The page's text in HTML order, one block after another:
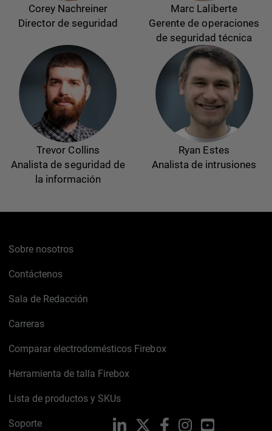
Corey Nachreiner
Director de seguridad
Marc Laliberte
Gerente de operaciones
de seguridad técnica
Trevor Collins
Analista de seguridad de
la información
Ryan Estes
Analista de intrusiones
Sobre nosotros
Contáctenos
Sala de Redacción
Carreras
Comparar electrodomésticos Firebox
Herramienta de talla Firebox
Lista de productos y SKUs
Soporte LinkedIn FacebookInstagramYouTube